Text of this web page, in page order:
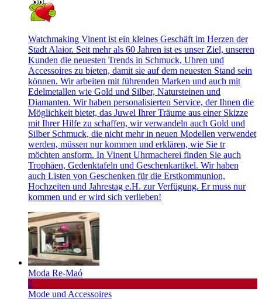
Watchmaking Vinent ist ein kleines Geschäft im Herzen der
Stadt Alaior. Seit mehr als 60 Jahren ist es unser Ziel, unseren
Kunden die neuesten Trends in Schmuck, Uhren und
Accessoires zu bieten, damit sie auf dem neuesten Stand sein
können. Wir arbeiten mit führenden Marken und auch mit
Edelmetallen wie Gold und Silber, Natursteinen und
Diamanten. Wir haben personalisierten Service, der Ihnen die
Möglichkeit bietet, das Juwel Ihrer Träume aus einer Skizze
mit Ihrer Hilfe zu schaffen, wir verwandeln auch Gold und
Silber Schmuck, die nicht mehr in neuen Modellen verwendet
werden, müssen nur kommen und erklären, wie Sie tr
möchten ansform. In Vinent Uhrmacherei finden Sie auch
Trophäen, Gedenktafeln und Geschenkartikel. Wir haben
auch Listen von Geschenken für die Erstkommunion,
Hochzeiten und Jahrestag e.H. zur Verfügung. Er muss nur
kommen und er wird sich verlieben!
Moda Re-Maó
2
Mode und Accessoires